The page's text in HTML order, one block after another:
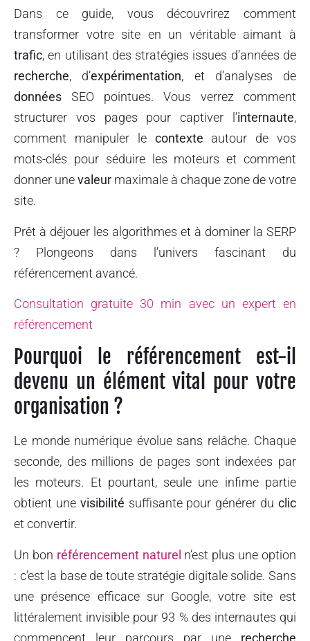
Dans ce guide, vous découvrirez comment
transformer votre site en un véritable aimant à
trafic, en utilisant des stratégies issues d’années de
recherche, d’expérimentation, et d’analyses de
données SEO pointues. Vous verrez comment
structurer vos pages pour captiver l’internaute,
comment manipuler le contexte autour de vos
mots-clés pour séduire les moteurs et comment
donner unevaleur maximale à chaque zone de votre
site.
Prêt à déjouer les algorithmes et à dominer la SERP
? Plongeons dans l’univers fascinant du
référencement avancé.
Consultation gratuite 30 min avec un expert en
référencement
Pourquoi le référencement est-il
devenu un élément vital pour votre
organisation ?
Le monde numérique évolue sans relâche. Chaque
seconde, des millions de pages sont indexées par
les moteurs. Et pourtant, seule une infime partie
obtient une visibilité suffisante pour générer duclic
et convertir.
Un bon référencement naturel n’est plus une option
: c’est la base de toute stratégie digitale solide. Sans
une présence efficace sur Google, votre site est
littéralement invisible pour 93 % des internautes qui
commencent leur parcours par une recherche